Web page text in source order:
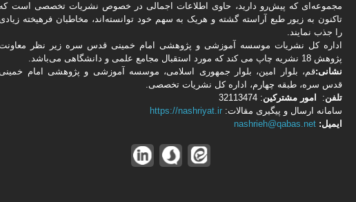
مجموعه‌ای که پیش‌رو دارید،‌ حاوی اطلاعات اجمالی در خصوص نشریات تخصصی است که
تاکنون به زیور طبع آراسته گشته و هریک به سهم خود توانسته‌اند، مخاطبان فرهیخته‌
را جذب نمایند.
اداره كل نشریات موسسه آموزشی و پژوهشی امام خمینی قدس سره زیر نظر
پژوهش 18 نشریه چاپ می کند که مورد استقبال مجامع علمی و دانشگاهی می‌باشد.
نشانی:قم، بلوار امین، بلوار جمهوری اسلامی، موسسه آموزشی و پژوهشی امام
قدس سره، طبقه چهارم، اداره كل نشریات تخصصی.
تلفن: امور مشتركین: 32113474
سامانه ارسال و پیگیری مقالات:https://nashriyat.ir
ایمیل:nashrieh@qabas.net